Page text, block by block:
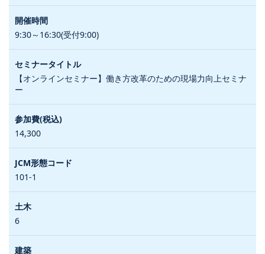
9:30～16:30(受付9:00)
【オンラインセミナー】働き方改革のための現場力向上セミナ
ー
14,300
101-1
6